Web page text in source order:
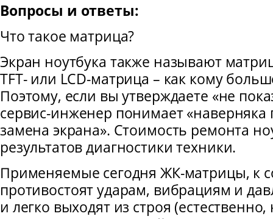
Вопросы и ответы:
Что такое матрица?
Экран ноутбука также называют
TFT- или LCD-матрица – как кому
Поэтому, если вы утверждаете «не
сервис-инженер понимает «наверняка
замена экрана». Стоимость ремонта
результатов диагностики техники.
Применяемые сегодня ЖК-матрицы, к
противостоят ударам, вибрациям и
и легко выходят из строя